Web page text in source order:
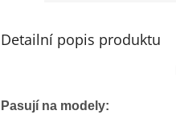
Detailní popis produktu
Pasují na modely: